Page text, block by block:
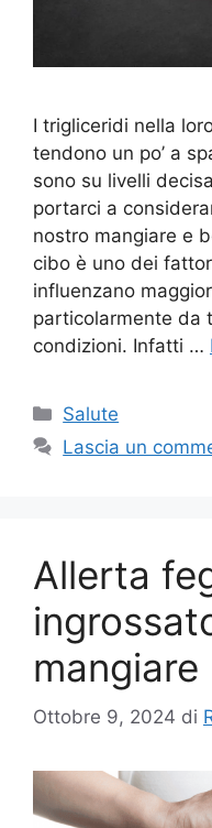
I trigliceridi nella
tendono un po’ a
sono su livelli
portarci a
nostro mangiare e
cibo è uno dei
influenzano
particolarmente da
condizioni. Infatti …
Categorie
Salute
Lascia un
Allerta
mangiare
Ottobre 9, 2024 di